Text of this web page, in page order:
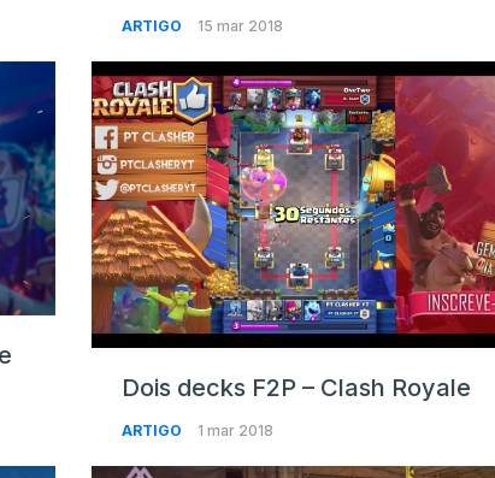
ARTIGO 15 mar 2018
Dois decks F2P – Clash Royale
ARTIGO 1 mar 2018